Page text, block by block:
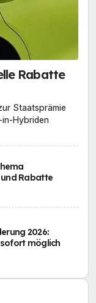
Rabatte
Staatsprämie
Hybriden
Rabatte
2026:
möglich